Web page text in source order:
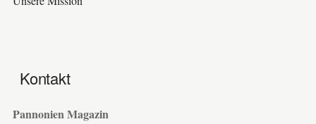
Kontakt
Pannonien Magazin